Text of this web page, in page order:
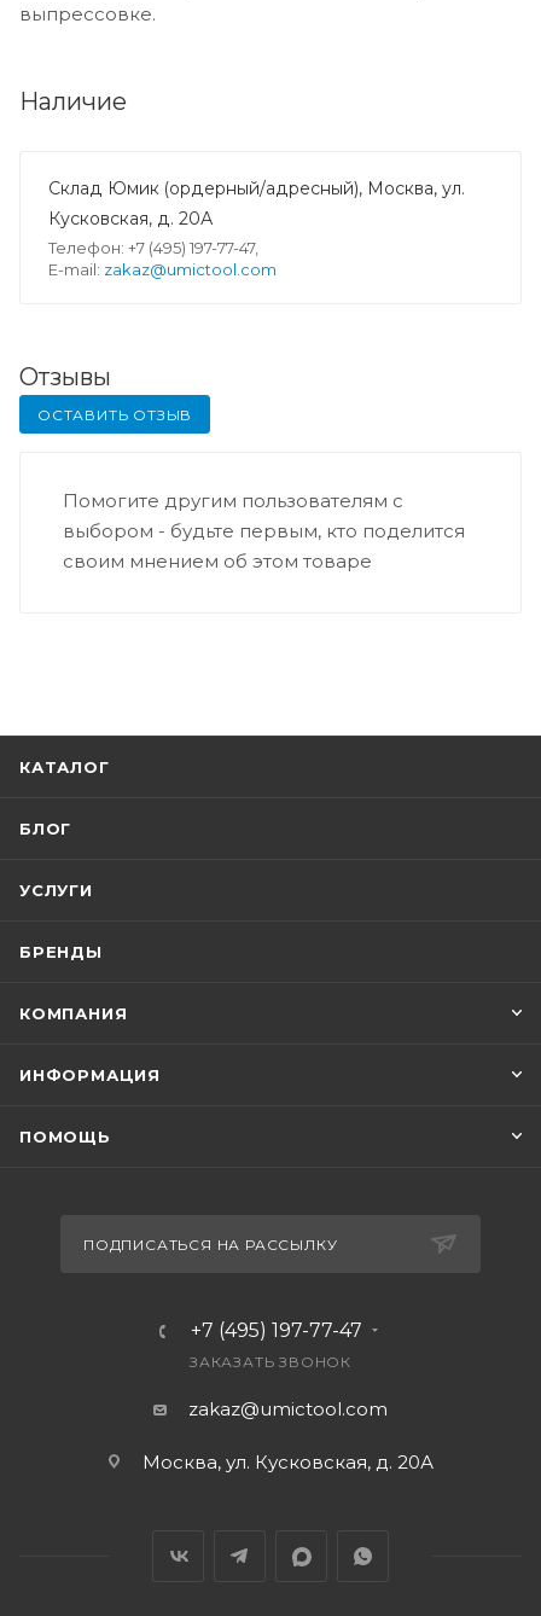
выпрессовке.
Наличие
Склад Юмик (ордерный/адресный), Москва, ул.
Кусковская, д. 20А
Телефон: +7 (495) 197-77-47,
E-mail: zakaz@umictool.com
Отзывы
ОСТАВИТЬ ОТЗЫВ
Помогите другим пользователям с
выбором - будьте первым, кто поделится
своим мнением об этом товаре
КАТАЛОГ
БЛОГ
УСЛУГИ
БРЕНДЫ
КОМПАНИЯ
ИНФОРМАЦИЯ
ПОМОЩЬ
ПОДПИСАТЬСЯ НА РАССЫЛКУ
+7 (495) 197-77-47
ЗАКАЗАТЬ ЗВОНОК
zakaz@umictool.com
Москва, ул. Кусковская, д. 20А